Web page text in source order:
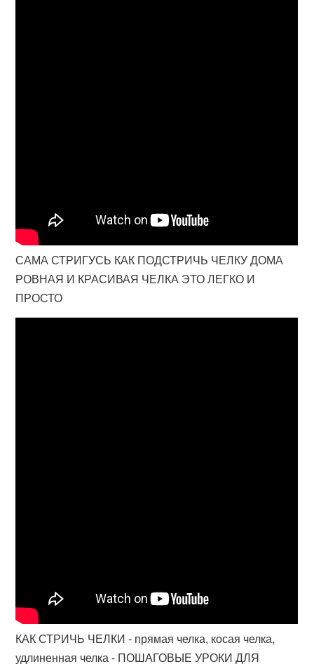
САМА СТРИГУСЬ КАК ПОДСТРИЧЬ ЧЕЛКУ ДОМА
РОВНАЯ И КРАСИВАЯ ЧЕЛКА ЭТО ЛЕГКО И
ПРОСТО
КАК СТРИЧЬ ЧЕЛКИ - прямая челка, косая челка,
удлиненная челка - ПОШАГОВЫЕ УРОКИ ДЛЯ